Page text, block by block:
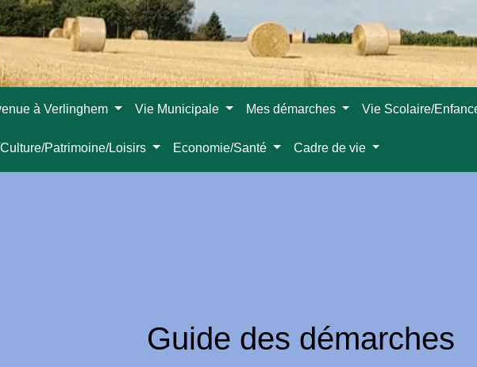
à Verlinghem Vie Municipale Mes démarches Vie Scolaire/
Patrimoine/Loisirs Economie/Santé Cadre de vie
Guide des démarches